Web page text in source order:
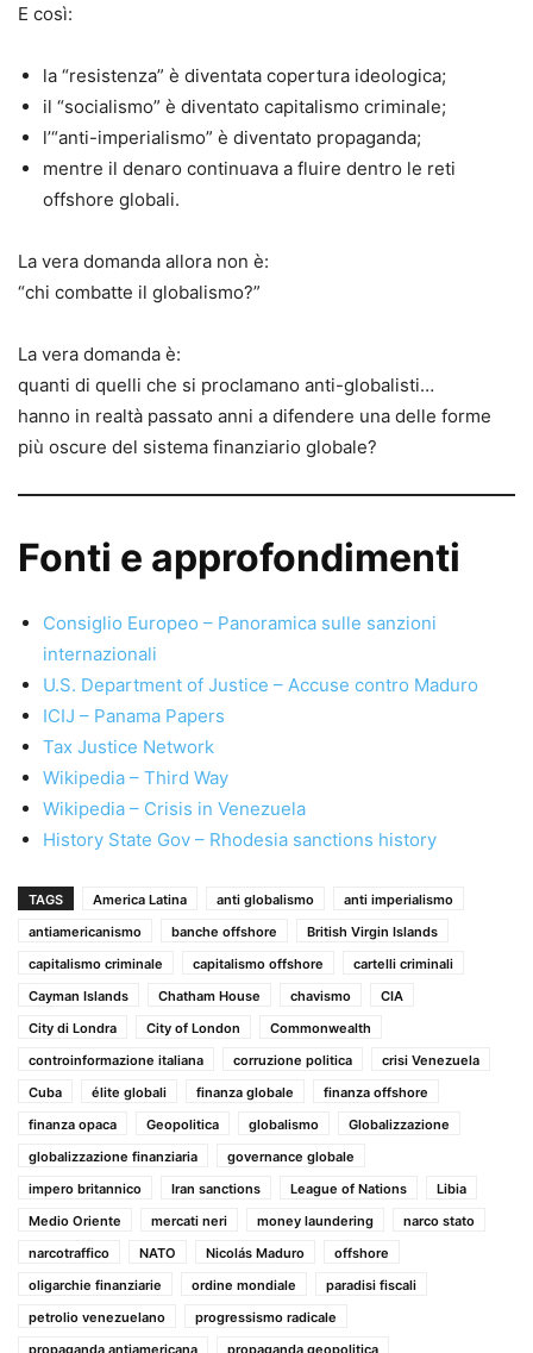
E così:
la “resistenza” è diventata copertura ideologica;
il “socialismo” è diventato capitalismo criminale;
l’“anti-imperialismo” è diventato propaganda;
mentre il denaro continuava a fluire dentro le reti
offshore globali.
La vera domanda allora non è:
“chi combatte il globalismo?”
La vera domanda è:
quanti di quelli che si proclamano anti-globalisti…
hanno in realtà passato anni a difendere una delle forme
più oscure del sistema finanziario globale?
Fonti e approfondimenti
Consiglio Europeo – Panoramica sulle sanzioni
internazionali
U.S. Department of Justice – Accuse contro Maduro
ICIJ – Panama Papers
Tax Justice Network
Wikipedia – Third Way
Wikipedia – Crisis in Venezuela
History State Gov – Rhodesia sanctions history
TAGS America Latina anti globalismo
anti imperialismo
antiamericanismo
banche offshore
British Virgin Islands
capitalismo criminale
capitalismo offshore
cartelli criminali
Cayman Islands
Chatham House chavismo
CIA
City di Londra
City of London
Commonwealth
controinformazione italiana
corruzione politica
crisi Venezuela
Cuba
élite globali finanza globale
finanza offshore
finanza opaca
Geopolitica globalismo
Globalizzazione
globalizzazione finanziaria
governance globale
impero britannico
Iran sanctions League of Nations
Libia
Medio Oriente
mercati neri money laundering
narco stato
narcotraffico
NATO Nicolás Maduro
offshore
oligarchie finanziarie
ordine mondiale
paradisi fiscali
petrolio venezuelano
progressismo radicale
propaganda antiamericana
propaganda geopolitica